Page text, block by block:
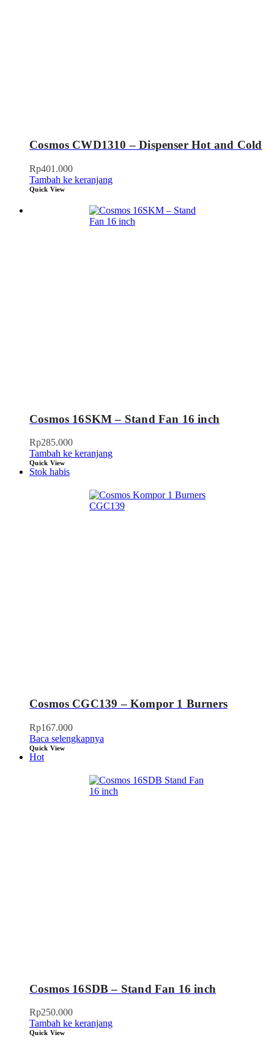
Cosmos CWD1310 – Dispenser Hot and Cold
Rp401.000
Tambah ke keranjang
Quick View
Cosmos 16SKM – Stand Fan 16 inch
Rp285.000
Tambah ke keranjang
Quick View
Stok habis
Cosmos CGC139 – Kompor 1 Burners
Rp167.000
Baca selengkapnya
Quick View
Hot
Cosmos 16SDB – Stand Fan 16 inch
Rp250.000
Tambah ke keranjang
Quick View